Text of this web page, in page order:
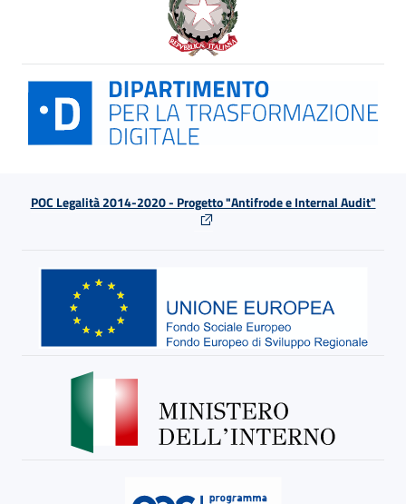
POC Legalità 2014-2020 - Progetto "Antifrode e Internal Audit"